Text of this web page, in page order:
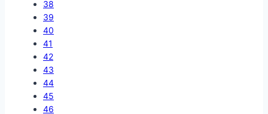
38
39
40
41
42
43
44
45
46